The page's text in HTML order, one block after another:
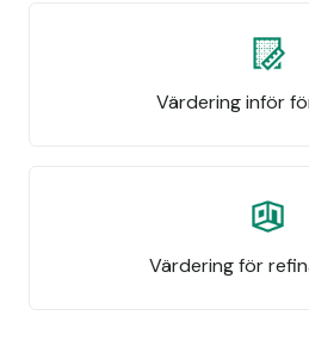
Värdering inför
Värdering för